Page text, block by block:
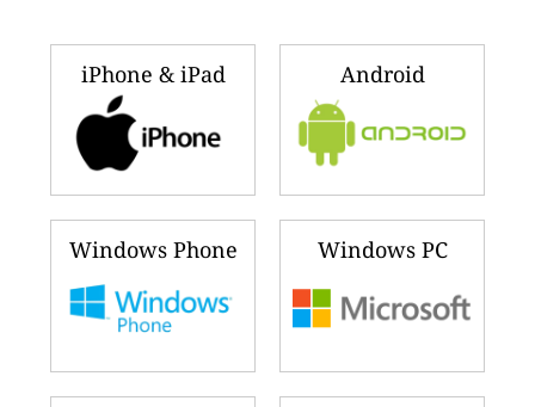
iPhone & iPad Android
Windows Phone Windows PC